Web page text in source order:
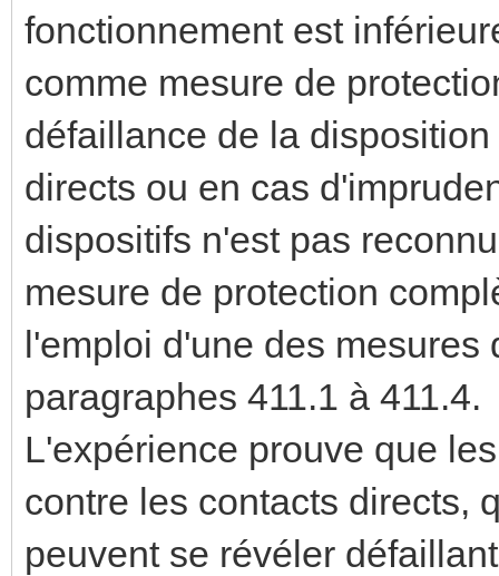
fonctionnement est
comme mesure de
défaillance de la
directs ou en cas
dispositifs n'est pas
mesure de protection
l'emploi d'une des
paragraphes 411.1 à 411.4.
L'expérience prouve que
contre les contacts directs,
peuvent se révéler